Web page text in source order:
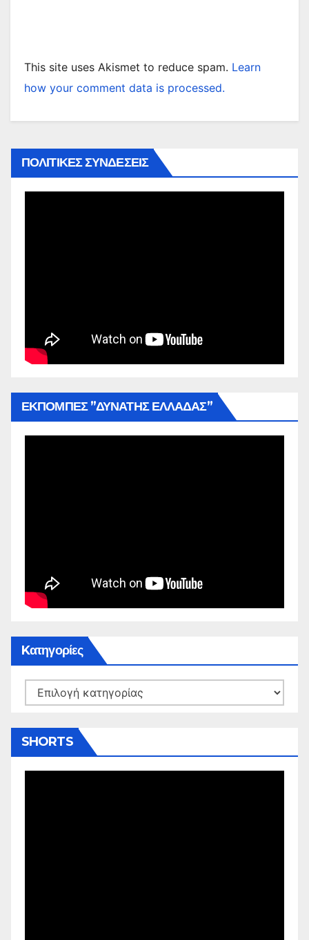
This site uses Akismet to reduce spam. Learn
how your comment data is processed.
ΠΟΛΙΤΙΚΕΣ ΣΥΝΔΕΣΕΙΣ
ΕΚΠΟΜΠΕΣ ”ΔΥΝΑΤΗΣ ΕΛΛΑΔΑΣ”
Kατηγορίες
Kατηγορίες
SHORTS